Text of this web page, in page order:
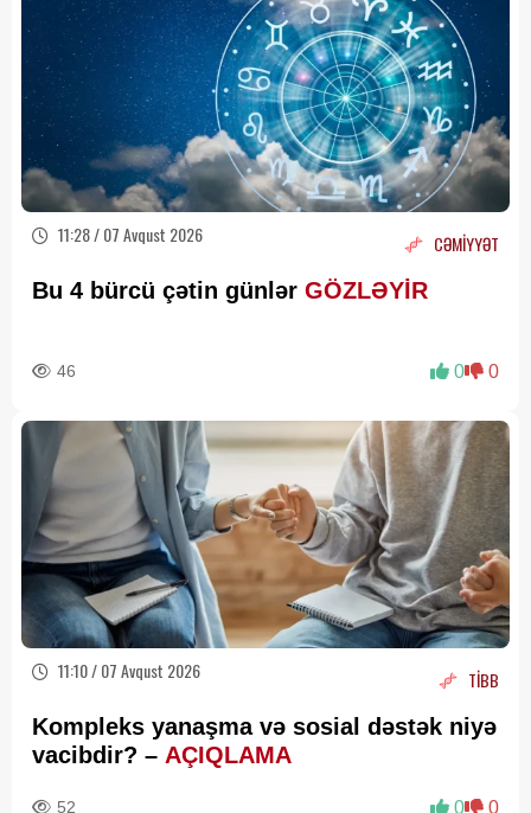
11:28 / 07 Avqust 2026 CƏMİYYƏT
Bu 4 bürcü çətin günlər GÖZLƏYİR
46 0 0
11:10 / 07 Avqust 2026 TİBB
Kompleks yanaşma və sosial dəstək niyə
vacibdir? – AÇIQLAMA
52 0 0